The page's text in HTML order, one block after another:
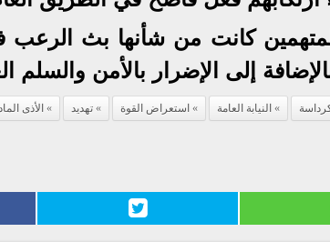
كانت من شأنها بث الرعب
إلى الإضرار بالأمن والسلم
النيابة العامة استعراض القوة تهديد الأذى